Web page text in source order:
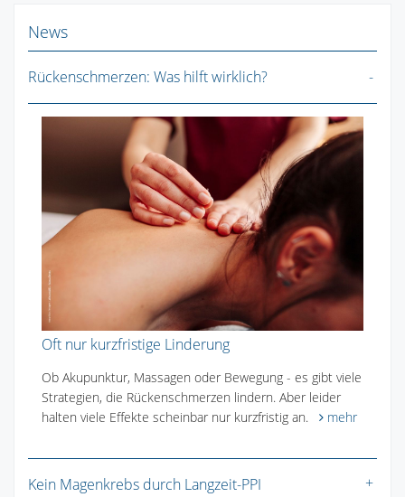
News
Rückenschmerzen: Was hilft wirklich?
Oft nur kurzfristige Linderung
Ob Akupunktur, Massagen oder Bewegung - es gibt viele
Strategien, die Rückenschmerzen lindern. Aber leider
halten viele Effekte scheinbar nur kurzfristig an.
mehr
Kein Magenkrebs durch Langzeit-PPI